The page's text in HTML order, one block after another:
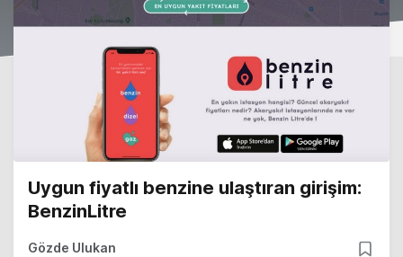
Uygun fiyatlı benzine ulaştıran girişim:
BenzinLitre
Gözde Ulukan